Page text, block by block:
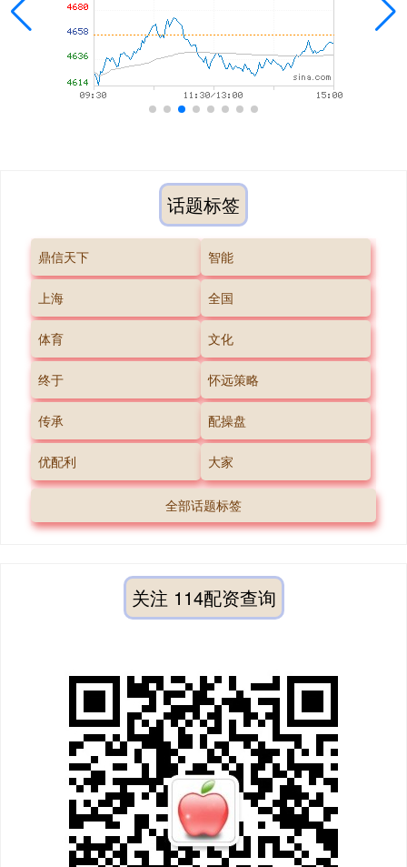
话题标签
鼎信天下 智能
上海 全国
体育 文化
终于 怀远策略
传承 配操盘
优配利 大家
全部话题标签
关注 114配资查询